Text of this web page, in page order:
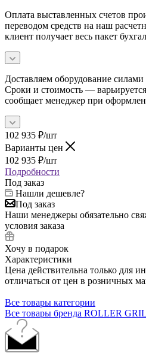
Оплата выставленных счетов
переводом средств на наш
клиент получает весь пакет
Доставляем оборудование
Сроки и стоимость —
сообщает менеджер при
102 935 ₽/шт
Варианты цен
102 935 ₽/шт
Подробности
Под заказ
Нашли дешевле?
Под заказ
Наши менеджеры обязательно
условия заказа
Хочу в подарок
Характеристики
Цена действительна только для
отличаться от цен в розничных
Все товары категории
Все товары бренда ROLLER